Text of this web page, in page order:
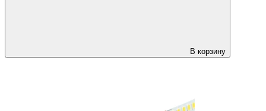
В корзину